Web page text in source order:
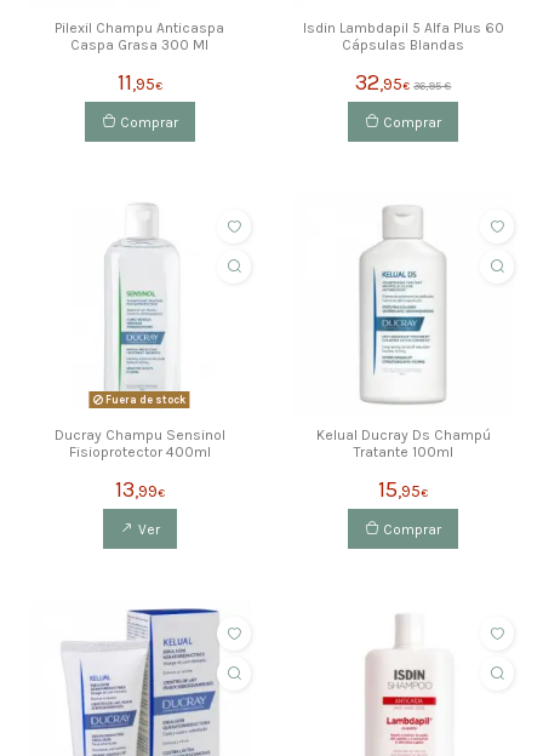
Pilexil Champu Anticaspa
Caspa Grasa 300 Ml
11,95€
Comprar
Isdin Lambdapil 5 Alfa Plus 60
Cápsulas Blandas
32,95€ 36,95 €
Comprar
Fuera de stock
Ducray Champu Sensinol
Fisioprotector 400ml
13,99€
Ver
Kelual Ducray Ds Champú
Tratante 100ml
15,95€
Comprar